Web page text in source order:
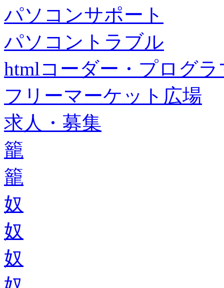
パソコンサポート
パソコントラブル
htmlコーダー・プログラ
フリーマーケット広場
求人・募集
籠
籠
奴
奴
奴